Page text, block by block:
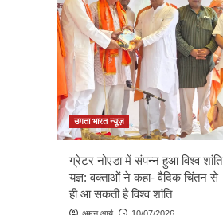
उगता भारत न्यूज़
ग्रेटर नोएडा में संपन्न हुआ विश्व शांति
यज्ञ: वक्ताओं ने कहा- वैदिक चिंतन से
ही आ सकती है विश्व शांति